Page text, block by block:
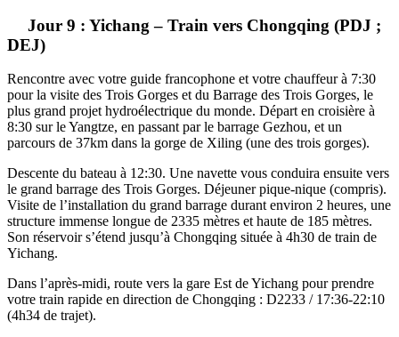
Jour 9 : Yichang – Train vers Chongqing (PDJ ;
DEJ)
Rencontre avec votre guide francophone et votre chauffeur à 7:30
pour la visite des Trois Gorges et du Barrage des Trois Gorges, le
plus grand projet hydroélectrique du monde. Départ en croisière à
8:30 sur le Yangtze, en passant par le barrage Gezhou, et un
parcours de 37km dans la gorge de Xiling (une des trois gorges).
Descente du bateau à 12:30. Une navette vous conduira ensuite vers
le grand barrage des Trois Gorges. Déjeuner pique-nique (compris).
Visite de l’installation du grand barrage durant environ 2 heures, une
structure immense longue de 2335 mètres et haute de 185 mètres.
Son réservoir s’étend jusqu’à Chongqing située à 4h30 de train de
Yichang.
Dans l’après-midi, route vers la gare Est de Yichang pour prendre
votre train rapide en direction de Chongqing : D2233 / 17:36-22:10
(4h34 de trajet).